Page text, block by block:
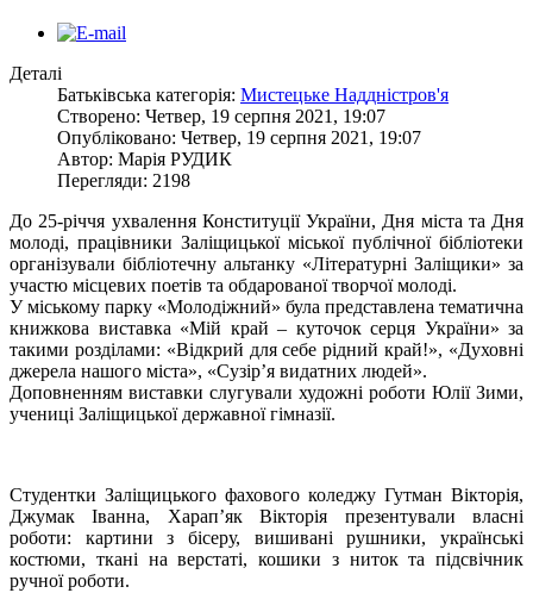
Деталі
Батьківська категорія: Мистецьке Наддністров'я
Створено: Четвер, 19 серпня 2021, 19:07
Опубліковано: Четвер, 19 серпня 2021, 19:07
Автор: Марія РУДИК
Перегляди: 2198
До 25-річчя ухвалення Конституції України, Дня міста та Дня
молоді, працівники Заліщицької міської публічної бібліотеки
організували бібліотечну альтанку «Літературні Заліщики» за
участю місцевих поетів та обдарованої творчої молоді.
У міському парку «Молодіжний» була представлена тематична
книжкова виставка «Мій край – куточок серця України» за
такими розділами: «Відкрий для себе рідний край!», «Духовні
джерела нашого міста», «Сузір’я видатних людей».
Доповненням виставки слугували художні роботи Юлії Зими,
учениці Заліщицької державної гімназії.
Студентки Заліщицького фахового коледжу Гутман Вікторія,
Джумак Іванна, Харап’як Вікторія презентували власні
роботи: картини з бісеру, вишивані рушники, українські
костюми, ткані на верстаті, кошики з ниток та підсвічник
ручної роботи.